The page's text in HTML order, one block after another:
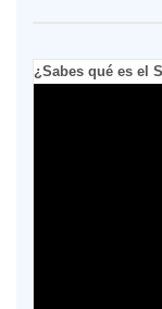
¿Sabes qué es el